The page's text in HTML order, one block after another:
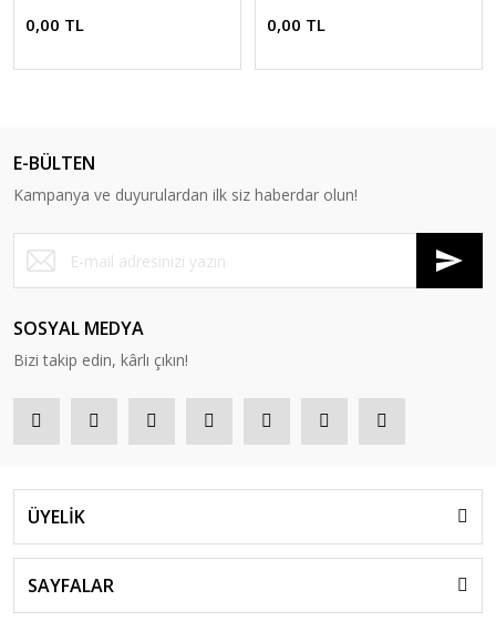
0,00 TL 0,00 TL
E-BÜLTEN
Kampanya ve duyurulardan ilk siz haberdar olun!
SOSYAL MEDYA
Bizi takip edin, kârlı çıkın!
ÜYELİK
SAYFALAR